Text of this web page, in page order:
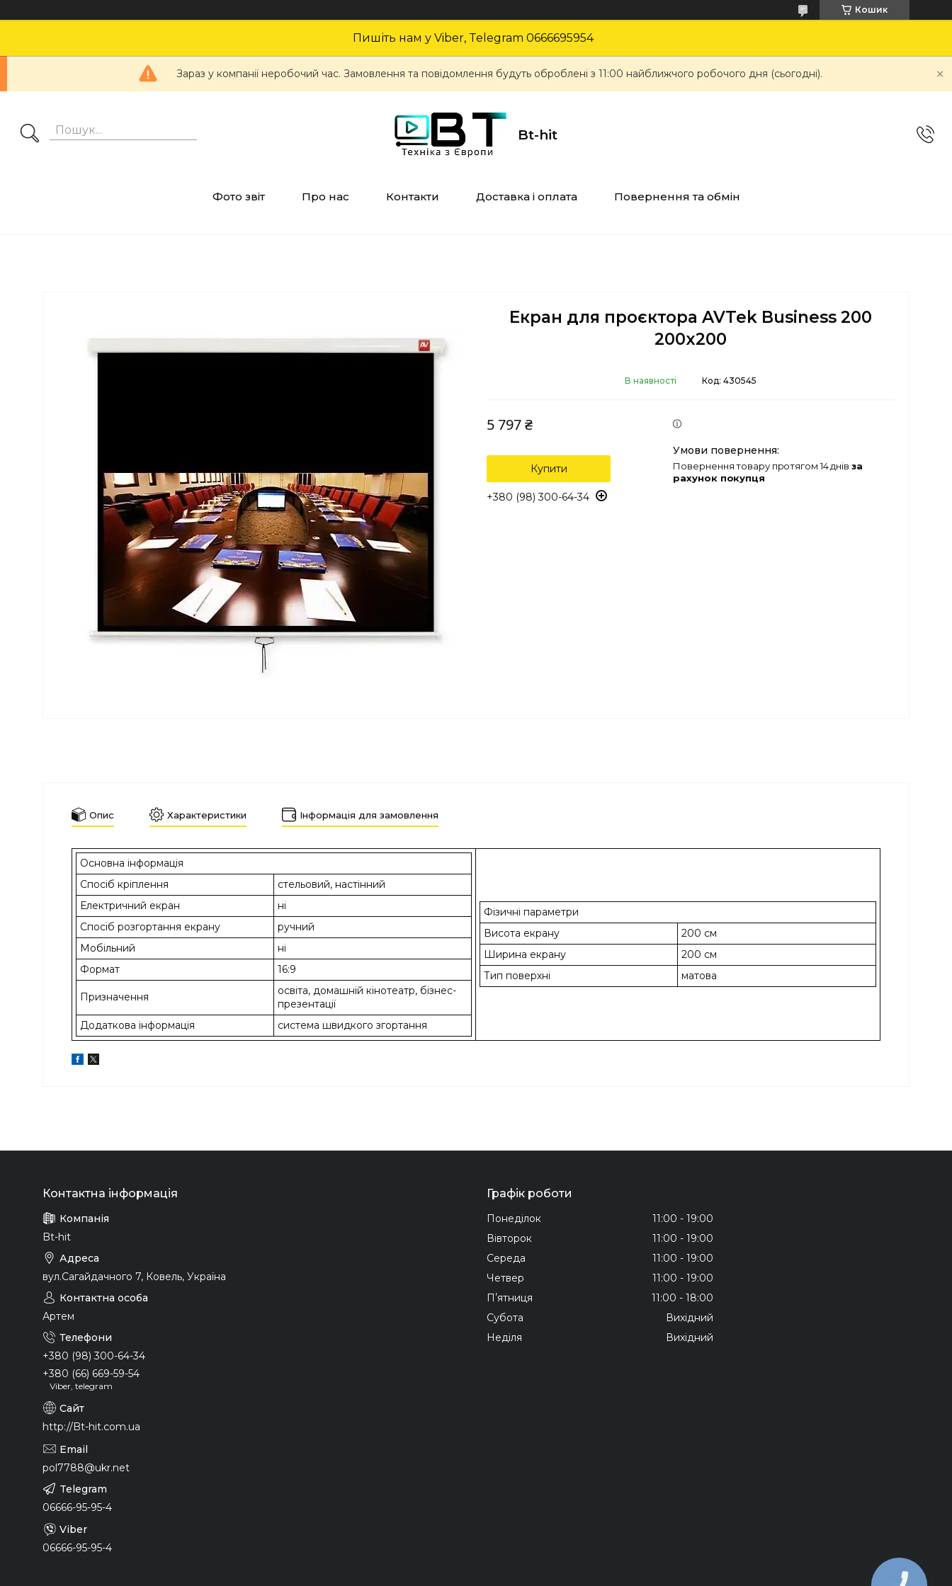
Кошик
Пишіть нам у Viber, Telegram 0666695954
Зараз у компанії неробочий час. Замовлення та повідомлення будуть оброблені з 11:00 найближчого робочого дня (сьогодні).
Bt-hit
Фото звіт Про нас Контакти Доставка і оплата Повернення та обмін
Екран для проєктора AVTek Business 200
200x200
В наявності Код: 430545
5 797 ₴
Купити
+380 (98) 300-64-34
повернення товару протягом 14 днів за
рахунок покупця
Опис Характеристики Інформація для замовлення
Основна інформація
Спосіб кріплення
стельовий, настінний
Електричний екран
ні
Спосіб розгортання екрану
ручний
Мобільний
ні
Формат
16:9
Призначення
освіта, домашній кінотеатр, бізнес-
презентації
Додаткова інформація
система швидкого згортання
Фізичні параметри
Висота екрану
200 см
Ширина екрану
200 см
Тип поверхні
матова
Bt-hit
вул.Сагайдачного 7, Ковель, Україна
Артем
+380 (98) 300-64-34
+380 (66) 669-59-54
Viber, telegram
http://Bt-hit.com.ua
pol7788@ukr.net
06666-95-95-4
06666-95-95-4
Графік роботи
Понеділок 11:00
19:00
Вівторок
11:00
19:00
Середа
11:00
19:00
Четвер
11:00
19:00
Пʼятниця
11:00
18:00
Субота
Вихідний
Неділя
Вихідний
КНОПКА